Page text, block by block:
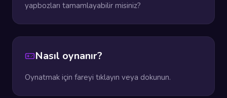
yapbozları tamamlayabilir misiniz?
Nasıl oynanır?
Oynatmak için fareyi tıklayın veya dokunun.